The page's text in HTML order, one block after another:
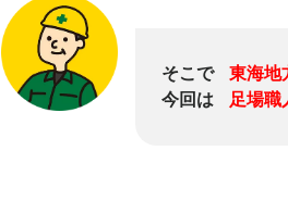
そこで
今回は
東海地
足場職